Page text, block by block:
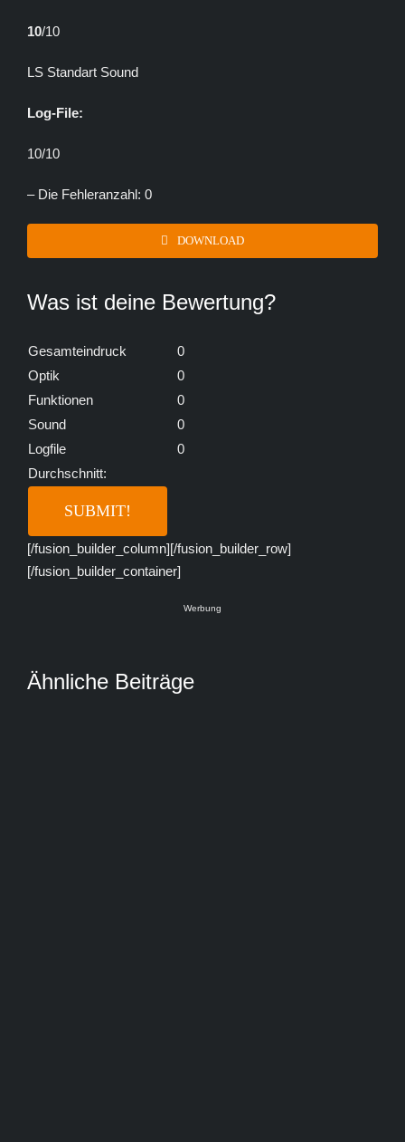
10/10
LS Standart Sound
Log-File:
10/10
– Die Fehleranzahl: 0
DOWNLOAD
Was ist deine Bewertung?
Gesamteindruck
0
Optik
0
Funktionen
0
Sound
0
Logfile
0
Durchschnitt:
[/fusion_builder_column][/fusion_builder_row]
[/fusion_builder_container]
Werbung
Ähnliche Beiträge